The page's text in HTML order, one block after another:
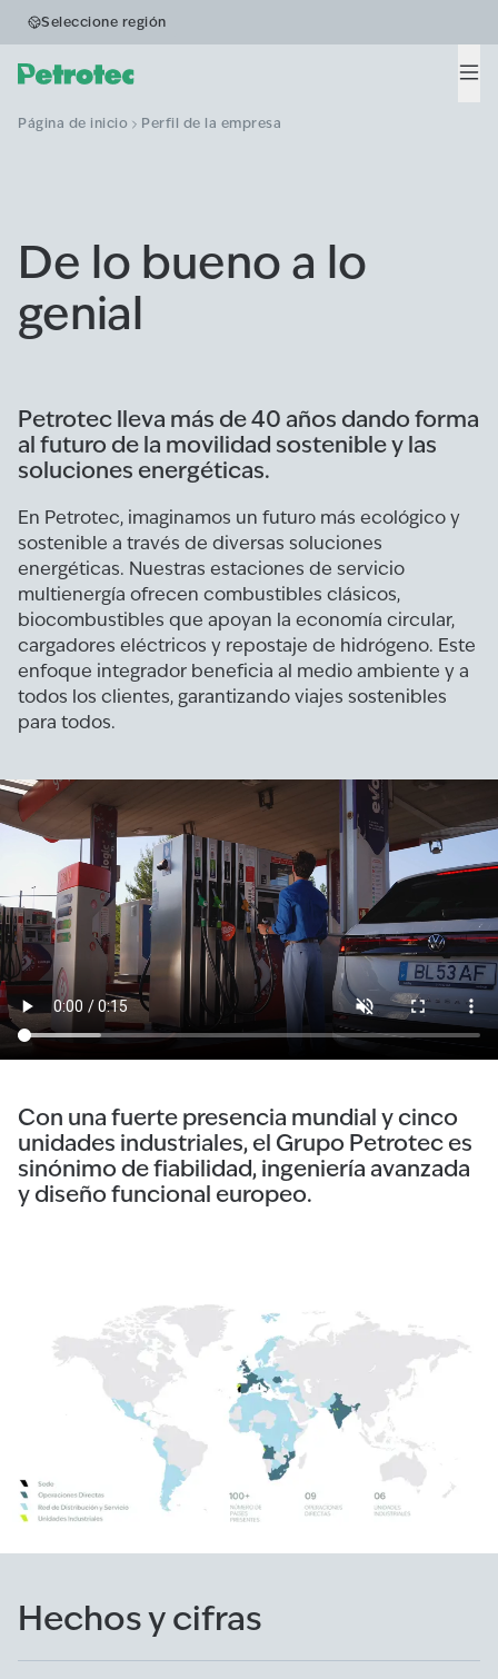
Seleccione región
Página de inicio Perfil de la empresa
De lo bueno a lo
genial
Petrotec lleva más de 40 años dando forma
al futuro de la movilidad sostenible y las
soluciones energéticas.
En Petrotec, imaginamos un futuro más ecológico y
sostenible a través de diversas soluciones
energéticas. Nuestras estaciones de servicio
multienergía ofrecen combustibles clásicos,
biocombustibles que apoyan la economía circular,
cargadores eléctricos y repostaje de hidrógeno. Este
enfoque integrador beneficia al medio ambiente y a
todos los clientes, garantizando viajes sostenibles
para todos.
Con una fuerte presencia mundial y cinco
unidades industriales, el Grupo Petrotec es
sinónimo de fiabilidad, ingeniería avanzada
y diseño funcional europeo.
Hechos y cifras